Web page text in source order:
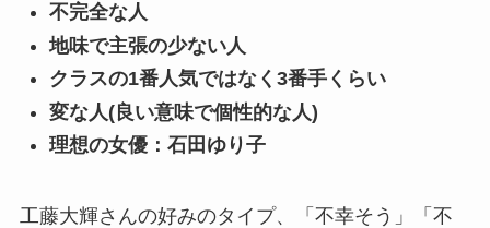
不完全な人
地味で主張の少ない人
クラスの1番人気ではなく3番手くらい
変な人(良い意味で個性的な人)
理想の女優：石田ゆり子
工藤大輝さんの好みのタイプ、「不幸そう」「不